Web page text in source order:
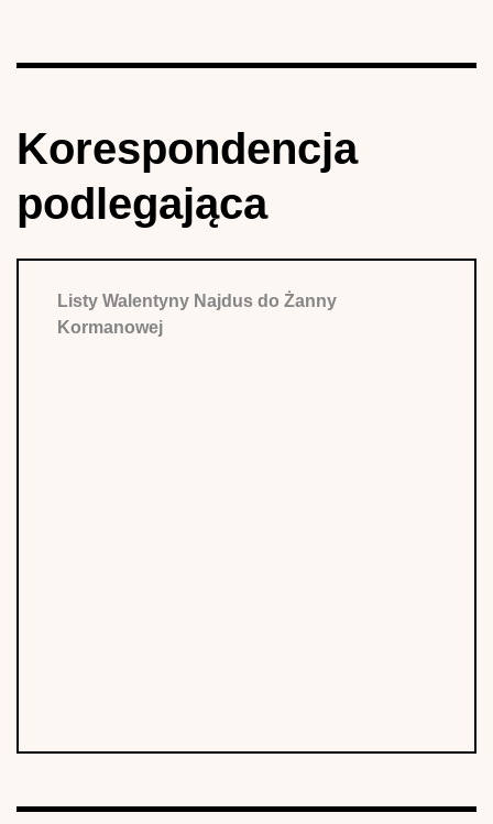
Korespondencja
podlegająca
Listy Walentyny Najdus do Żanny
Kormanowej